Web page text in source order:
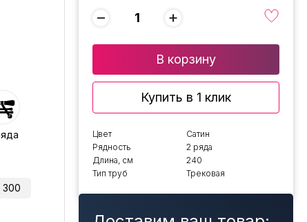
300
− +
В корзину
Купить в 1 клик
Цвет
Сатин
Рядность
2 ряда
Длина, см
240
Тип труб
Трековая